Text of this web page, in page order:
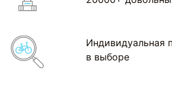
Индивидуальная
в выборе